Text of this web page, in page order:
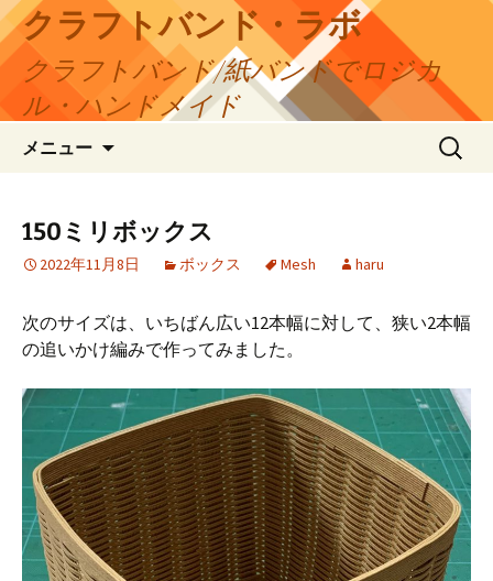
コ
ン
テ
ツ
ス
クラフトバンド・ラボ
クラフトバンド/紙バンドでロジカ
ル・ハンドメイド
メニュー
検
索:
150ミリボックス
2022年11月8日 ボックス Mesh haru
次のサイズは、いちばん広い12本幅に対して、狭い2本幅
の追いかけ編みで作ってみました。